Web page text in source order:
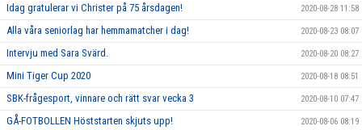
Idag gratulerar vi Christer på 75 årsdagen! 2020-08-28 11:58
Alla våra seniorlag har hemmamatcher i dag! 2020-08-23 08:07
Intervju med Sara Svärd. 2020-08-20 08:27
Mini Tiger Cup 2020 2020-08-18 08:51
SBK-frågesport, vinnare och rätt svar vecka 3 2020-08-10 07:47
GÅ-FOTBOLLEN Höststarten skjuts upp! 2020-08-06 08:19